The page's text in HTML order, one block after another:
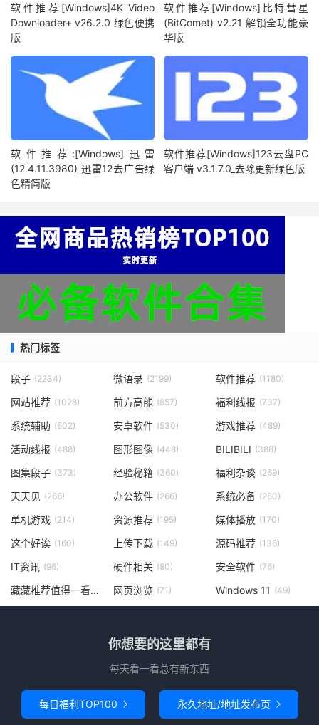
软件推荐[Windows]4K Video
Downloader+ v26.2.0 绿色便携
版
软件推荐[Windows]比特彗星
(BitComet) v2.21 解锁全功能豪
华版
软件推荐:[Windows]迅雷
(12.4.11.3980) 迅雷12去广告绿
色精简版
软件推荐[Windows]123云盘PC
客户端 v3.1.7.0_去除更新绿色版
热门标签
段子 (2234) 微语录 (2199) 软件推荐 (1180)
网站推荐 (1028) 前方高能 (857) 福利线报 (737)
系统辅助 (602) 安卓软件 (530) 游戏推荐 (489)
活动线报 (488) 图形图像 (448) BILIBILI (388)
图集段子 (373) 经验秘籍 (360) 福利杂谈 (269)
天天见 (266) 办公软件 (266) 系统必备 (260)
单机游戏 (214) 资源推荐 (195) 媒体播放 (170)
这个好诶 (160) 上传下载 (149) 源码推荐 (136)
IT资讯 (96) 硬件相关 (80) 安全软件 (76)
藏藏推荐值得一看(73) 网页浏览 (71) Windows 11 (49)
你想要的这里都有
每天看一看总有新东西
每日福利TOP100  永久地址/地址发布页 